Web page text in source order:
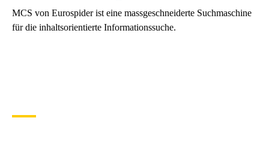
MCS von Eurospider ist eine massgeschneiderte Suchmaschine
für die inhaltsorientierte Informationssuche.